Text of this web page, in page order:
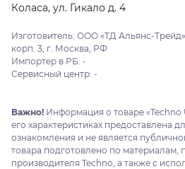
Коласа, ул. Гикало д. 4
Изготовитель: ООО «ТД Альянс-
корп. 3, г. Москва, РФ
Импортер в РБ: -
Сервисный центр: -
Важно! Информация о товаре «Techno
его характеристиках предоставлена
ознакомления и не является
товара подготовлено по материалам,
производителя Techno, а также с